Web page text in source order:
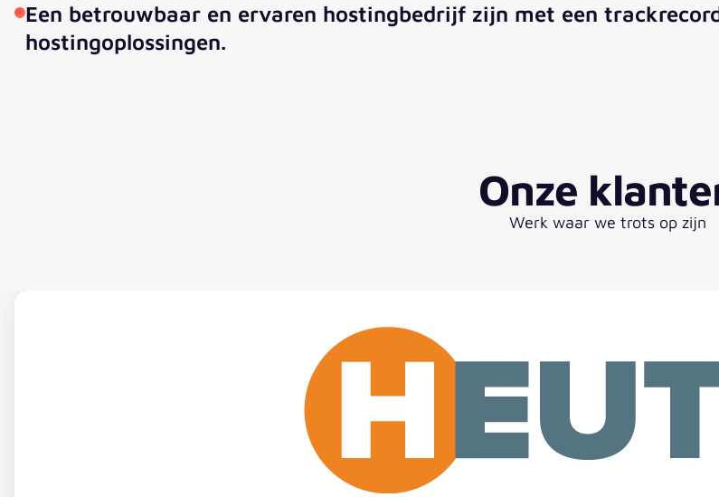
Een betrouwbaar en ervaren hostingbedrijf zijn met een
hostingoplossingen.
Onze
Werk waar we trots op zijn